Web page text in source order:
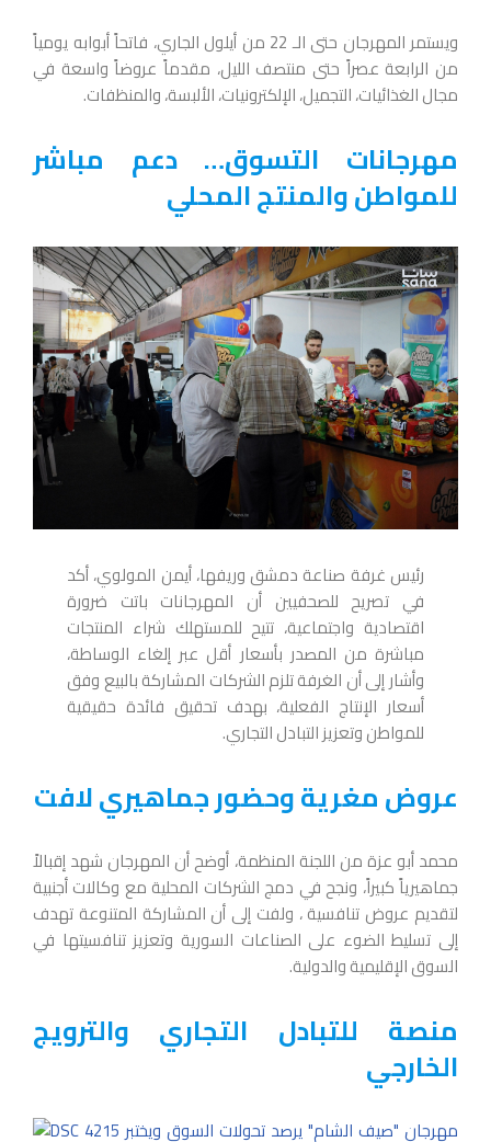
ويستمر المهرجان حتى الـ 22 من أيلول الجاري، فاتحاً أبوابه يومياً
من الرابعة عصراً حتى منتصف الليل، مقدماً عروضاً واسعة في
مجال الغذائيات، التجميل، الإلكترونيات، الألبسة، والمنظفات.
مهرجانات التسوق… دعم مباشر
للمواطن والمنتج المحلي
رئيس غرفة صناعة دمشق وريفها، أيمن المولوي، أكد
في تصريح للصحفيين أن المهرجانات باتت ضرورة
اقتصادية واجتماعية، تتيح للمستهلك شراء المنتجات
مباشرة من المصدر بأسعار أقل عبر إلغاء الوساطة،
وأشار إلى أن الغرفة تلزم الشركات المشاركة بالبيع وفق
أسعار الإنتاج الفعلية، بهدف تحقيق فائدة حقيقية
للمواطن وتعزيز التبادل التجاري.
عروض مغرية وحضور جماهيري لافت
محمد أبو عزة من اللجنة المنظمة، أوضح أن المهرجان شهد إقبالاً
جماهيرياً كبيراً، ونجح في دمج الشركات المحلية مع وكالات أجنبية
لتقديم عروض تنافسية ، ولفت إلى أن المشاركة المتنوعة تهدف
إلى تسليط الضوء على الصناعات السورية وتعزيز تنافسيتها في
السوق الإقليمية والدولية.
منصة للتبادل التجاري والترويج
الخارجي